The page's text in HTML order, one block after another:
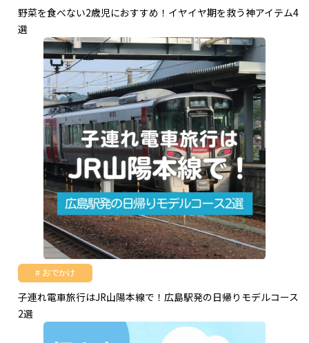
野菜を食べない2歳児におすすめ！イヤイヤ期を救う神アイテム4
選
おでかけ
子連れ電車旅行はJR山陽本線で！広島駅発の日帰りモデルコース
2選